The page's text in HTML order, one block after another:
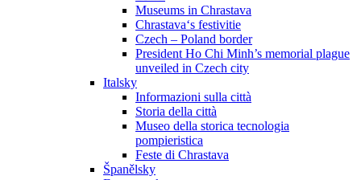
Museums in Chrastava
Chrastava‘s festivitie
Czech – Poland border
President Ho Chi Minh’s memorial plague
unveiled in Czech city
Italsky
Informazioni sulla città
Storia della città
Museo della storica tecnologia
pompieristica
Feste di Chrastava
Španělsky